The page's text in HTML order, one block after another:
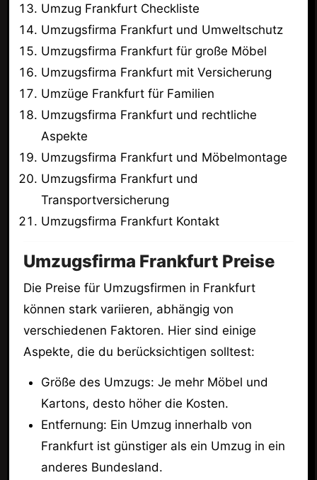
Umzug Frankfurt Checkliste
Umzugsfirma Frankfurt und Umweltschutz
Umzugsfirma Frankfurt für große Möbel
Umzugsfirma Frankfurt mit Versicherung
Umzüge Frankfurt für Familien
Umzugsfirma Frankfurt und rechtliche
Aspekte
Umzugsfirma Frankfurt und Möbelmontage
Umzugsfirma Frankfurt und
Transportversicherung
Umzugsfirma Frankfurt Kontakt
Umzugsfirma Frankfurt Preise
Die Preise für Umzugsfirmen in Frankfurt
können stark variieren, abhängig von
verschiedenen Faktoren. Hier sind einige
Aspekte, die du berücksichtigen solltest:
Größe des Umzugs: Je mehr Möbel und
Kartons, desto höher die Kosten.
Entfernung: Ein Umzug innerhalb von
Frankfurt ist günstiger als ein Umzug in ein
anderes Bundesland.